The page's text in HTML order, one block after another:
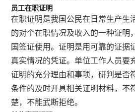
员工在职证明
在职证明是我国公民在日常生产生
的对个在职情况及收入的一种证明
国签证使用。证明是用可靠的证据
真实情况的凭证。单位工作人员要
证明的充分理由和事项，研判是否
条件的及时开具相关证明材料，不
楚，不能武断拒绝。